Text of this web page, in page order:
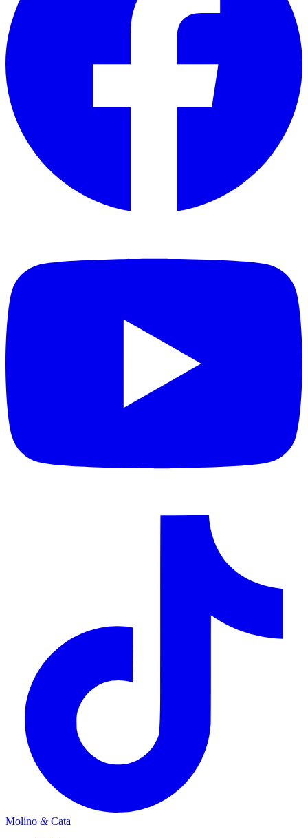
Molino &Cata